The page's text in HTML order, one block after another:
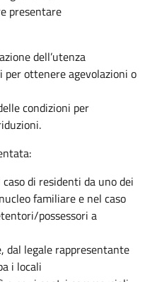
presentare
dell’utenza
per ottenere agevolazioni o
condizioni per
di residenti da uno dei
familiare e nel caso
possessori a
dal legale rappresentante
i locali